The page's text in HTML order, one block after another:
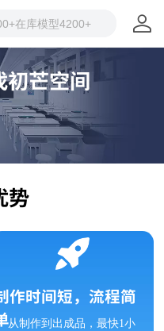
初芒空间
势
从制作到出成品，最快1小
作时间短，流程简